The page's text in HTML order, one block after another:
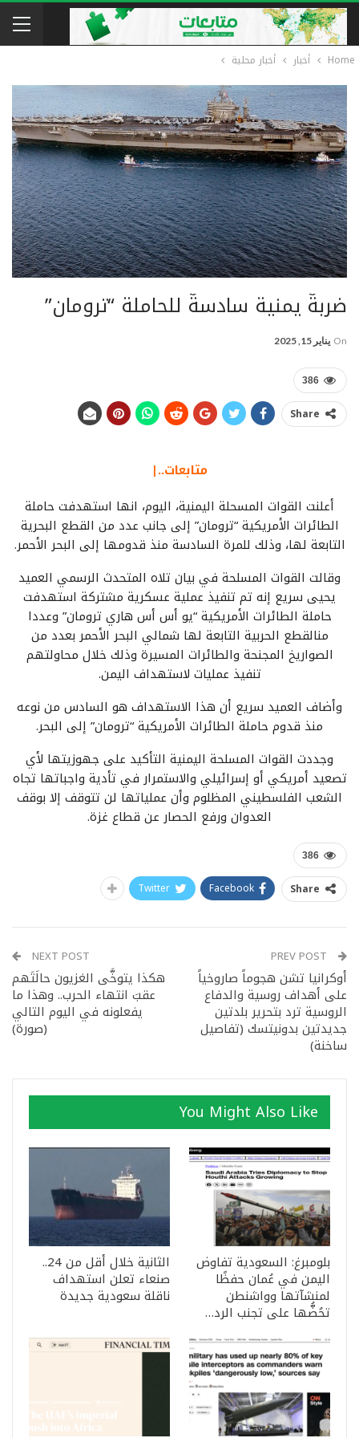
Home أخبار أخبار محلية
ضربةٌ يمنية سادسةٌ للحاملة “ترومان”
On يناير 15, 2025
386
Share
متابعات..|
أعلنت القوات المسحلة اليمنية، اليوم، انها استهدفت حاملة
الطائرات الأمريكية “ترومان” إلى جانب عدد من القطع البحرية
التابعة لها، وذلك للمرة السادسة منذ قدومها إلى البحر الأحمر.
وقالت القوات المسلحة في بيان تلاه المتحدث الرسمي العميد
يحيى سريع إنه تم تنفيذ عملية عسكرية مشتركة استهدفت
حاملة الطائرات الأمريكية “يو أس أس هاري ترومان” وعددا
منالقطع الحربية التابعة لها شمالي البحر الأحمر بعدد من
الصواريخ المجنحة والطائرات المسيرة وذلك خلال محاولتهم
تنفيذ عمليات لاستهداف اليمن.
وأضاف العميد سريع أن هذا الاستهداف هو السادس من نوعه
منذ قدوم حاملة الطائرات الأمريكية “ترومان” إلى البحر.
وجددت القوات المسلحة اليمنية التأكيد على جهوزيتها لأي
تصعيد أمريكي أو إسرائيلي والاستمرار في تأدية واجباتها تجاه
الشعب الفلسطيني المظلوم وأن عملياتها لن تتوقف إلا بوقف
العدوان ورفع الحصار عن قطاع غزة.
386
Share
Facebook
Twitter
أوكرانيا تشن هجوماً صاروخياً
على أهداف روسية والدفاع
الروسية ترد بتحرير بلدتين
جديدتين بدونيتسك (تفاصيل
ساخنة)
NEXT POST
هكذا يتوخَّى الغزيون حالَتَهم
عقبَ انتهاء الحرب.. وهذا ما
يفعلونه في اليوم التالي
(صورة)
You Might Also Like
بلومبرغ: السعودية تفاوض
اليمن في عُمان حفظًا
لمنشآتها وواشنطن
تحُضُّها على تجنب الرد…
الثانية خلال أقل من 24..
صنعاء تعلن استهداف
ناقلة سعودية جديدة